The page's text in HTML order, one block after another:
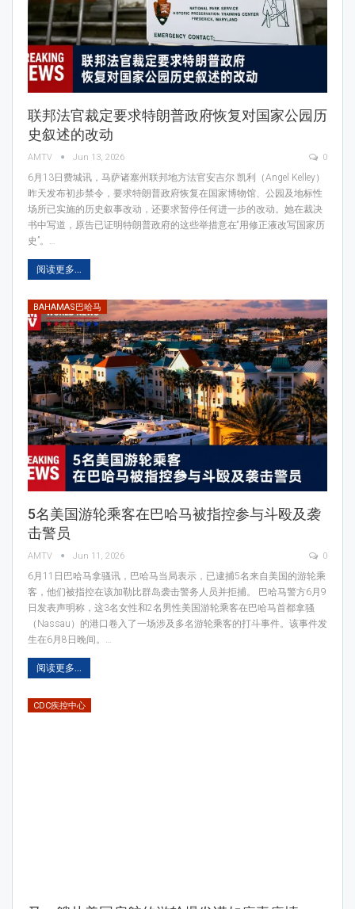
联邦法官裁定要求特朗普政府恢复对国家公园历
史叙述的改动
AMTV Jun 13, 2026 0
6月13日费城讯，马萨诸塞州联邦地方法官安吉尔·凯利（Angel Kelley）
昨天发布初步禁令，要求特朗普政府恢复在国家博物馆、公园及地标性
场所已实施的历史叙事改动，还要求暂停任何进一步的改动。她在裁决
书中写道，原告已证明特朗普政府的这些举措意在“用修正液改写国家历
史”。…
阅读更多...
BAHAMAS巴哈马
5名美国游轮乘客在巴哈马被指控参与斗殴及袭
击警员
AMTV Jun 11, 2026 0
6月11日巴哈马拿骚讯，巴哈马当局表示，已逮捕5名来自美国的游轮乘
客，他们被指控在该加勒比群岛袭击警务人员并拒捕。 巴哈马警方6月9
日发表声明称，这3名女性和2名男性美国游轮乘客在巴哈马首都拿骚
（Nassau）的港口卷入了一场涉及多名游轮乘客的打斗事件。该事件发
生在6月8日晚间。…
阅读更多...
CDC疾控中心